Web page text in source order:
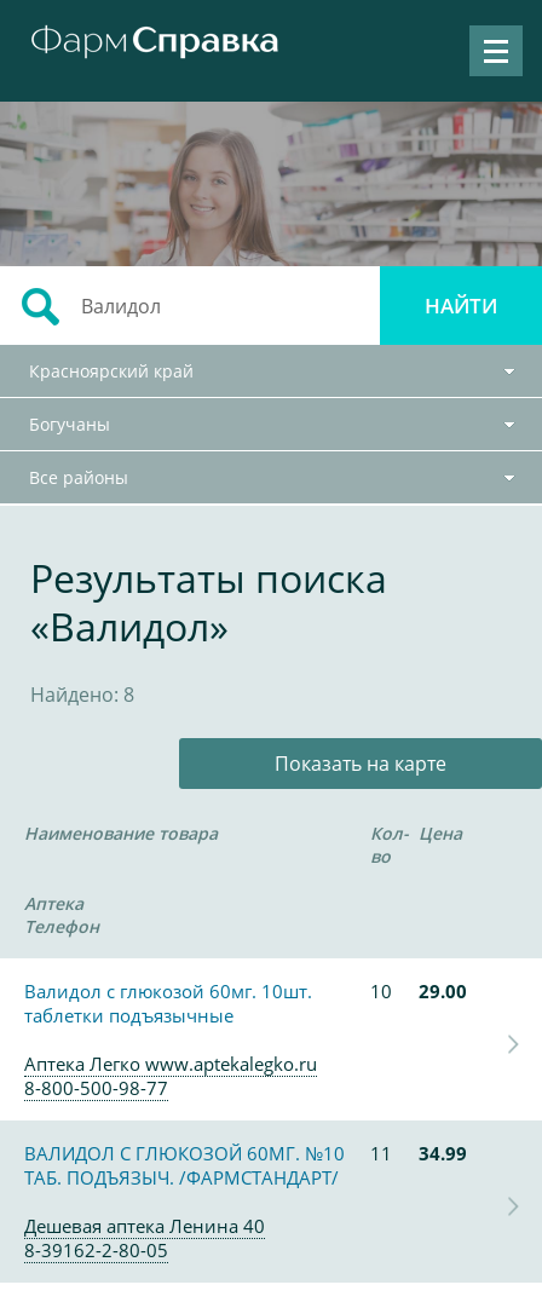
Красноярский край
Богучаны
Все районы
Результаты поиска
«Валидол»
Найдено: 8
Показать на карте
Наименование товара
Кол-
во
Цена
Аптека
Телефон
Валидол с глюкозой 60мг. 10шт.
таблетки подъязычные
10 29.00
Аптека Легко www.aptekalegko.ru
8-800-500-98-77
ВАЛИДОЛ С ГЛЮКОЗОЙ 60МГ. №10
ТАБ. ПОДЪЯЗЫЧ. /ФАРМСТАНДАРТ/
11 34.99
Дешевая аптека Ленина 40
8-39162-2-80-05